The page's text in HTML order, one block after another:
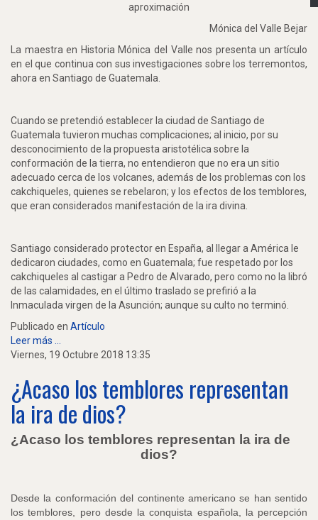
aproximación
Mónica del Valle Bejar
La maestra en Historia Mónica del Valle nos presenta un artículo
en el que continua con sus investigaciones sobre los terremontos,
ahora en Santiago de Guatemala.
Cuando se pretendió establecer la ciudad de Santiago de
Guatemala tuvieron muchas complicaciones; al inicio, por su
desconocimiento de la propuesta aristotélica sobre la
conformación de la tierra, no entendieron que no era un sitio
adecuado cerca de los volcanes, además de los problemas con los
cakchiqueles, quienes se rebelaron; y los efectos de los temblores,
que eran considerados manifestación de la ira divina.
Santiago considerado protector en España, al llegar a América le
dedicaron ciudades, como en Guatemala; fue respetado por los
cakchiqueles al castigar a Pedro de Alvarado, pero como no la libró
de las calamidades, en el último traslado se prefirió a la
Inmaculada virgen de la Asunción; aunque su culto no terminó.
Publicado en Artículo
Leer más ...
Viernes, 19 Octubre 2018 13:35
¿Acaso los temblores representan
la ira de dios?
¿Acaso los temblores representan la ira de
dios?
Desde la conformación del continente americano se han sentido
los temblores, pero desde la conquista española, la percepción